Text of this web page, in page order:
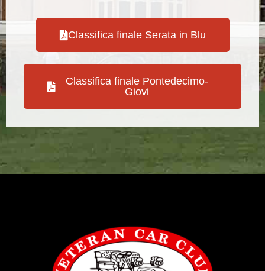
Classifica finale Serata in Blu
Classifica finale Pontedecimo-
Giovi